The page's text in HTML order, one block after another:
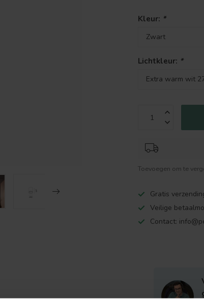
Kleur: *
Lichtkleur: *
Toevoegen om te
Gratis
Veilige
Contact: